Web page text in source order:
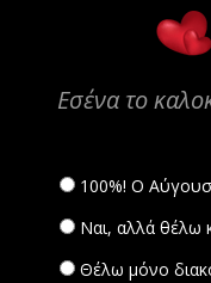
Εσένα το
100%! Ο
Ναι, αλλά θέλω
Θέλω μόνο